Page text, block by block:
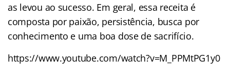
as levou ao sucesso. Em geral, essa receita é
composta por paixão, persistência, busca por
conhecimento e uma boa dose de sacrifício.
https://www.youtube.com/watch?v=M_PPMtPG1y0